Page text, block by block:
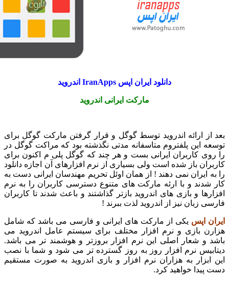
دانلود ایران اپس IranApps اندروید
مارکت ایرانی اندروید
ارائه اندروید توسط گوگل و قرار گرفتن مارکت گوگل برای
این پلفتروم متاسفانه مدتی نگذشته بود که مراکت گوگل در
کاربران ایرانی بست و هر چند که گوگل پلی م اکنون برای
باز شده است ولی بسیاری از نرم افزارهای آن اجازه دانلود
ایران نمی دهند ! از همان اوئل تحریم مهندسان ایرانی دست به
و با ارئه مارکت های متنوع دسترسی کاربران را به نرم
و بازی های اندروید بازتر گذاشتند و باعث شدند تا کاربران
زبان نیز از اندروید لذت ببرند !
اپسیکی از مارکت های ایرانی و فارسی می باشد که شامل
بازی و نرم افزار مختلف برای سیستم عامل اندروید می
و شعار اصلی این نرم افزار بروزتر و هوشمند تر می باشد.
نرم افزار روز به روز گسترده تر می شود و شما با نصب
به هزاران نرم افزار و بازی اندروید به صورت مستقیم
خواهید کرد.